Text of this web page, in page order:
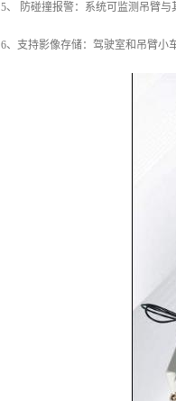
5、 防碰撞报警：系统可监测吊臂
6、支持影像存储：驾驶室和吊臂小